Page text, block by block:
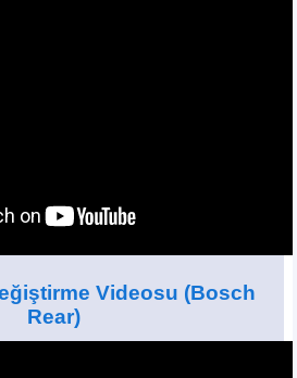
Videosu (Bosch
Rear)